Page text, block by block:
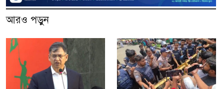
আরও পড়ুন